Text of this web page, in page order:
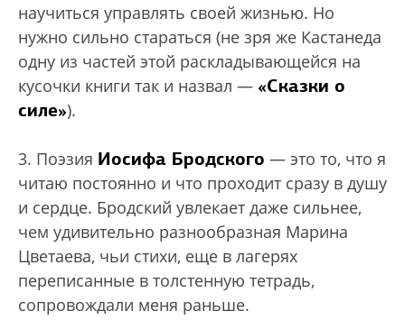
научиться управлять своей жизнью. Но
нужно сильно стараться (не зря же Кастанеда
одну из частей этой раскладывающейся на
кусочки книги так и назвал — «Сказки о
силе»).
3. Поэзия Иосифа Бродского — это то, что я
читаю постоянно и что проходит сразу в душу
и сердце. Бродский увлекает даже сильнее,
чем удивительно разнообразная Марина
Цветаева, чьи стихи, еще в лагерях
переписанные в толстенную тетрадь,
сопровождали меня раньше.